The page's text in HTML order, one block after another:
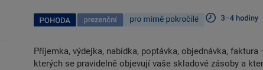
Příjemka, výdejka, nabídka, poptávka, objednávka, faktura
kterých se pravidelně objevují vaše skladové zásoby a